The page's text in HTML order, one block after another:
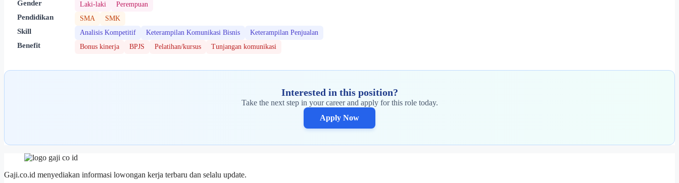
Gender Laki-laki Perempuan
Pendidikan SMA SMK
Skill Analisis Kompetitif Keterampilan Komunikasi Bisnis Keterampilan Penjualan
Benefit Bonus kinerja BPJS Pelatihan/kursus Tunjangan komunikasi
Interested in this position?
Take the next step in your career and apply for this role today.
Apply Now
Gaji.co.id menyediakan informasi lowongan kerja terbaru dan selalu update.